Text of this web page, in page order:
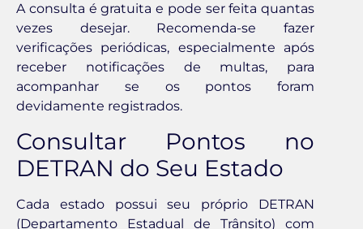
A consulta é gratuita e pode ser feita quantas
vezes desejar. Recomenda-se fazer
verificações periódicas, especialmente após
receber notificações de multas, para
acompanhar se os pontos foram
devidamente registrados.
Consultar Pontos no
DETRAN do Seu Estado
Cada estado possui seu próprio DETRAN
(Departamento Estadual de Trânsito) com